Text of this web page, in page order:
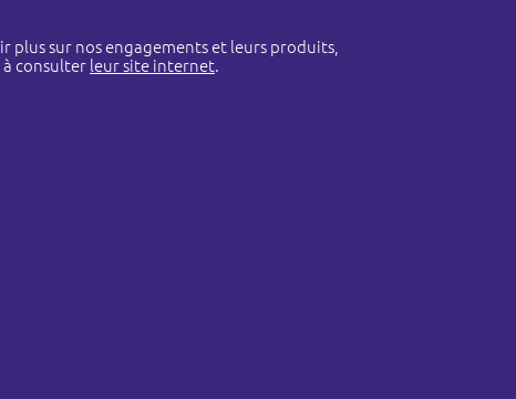
plus sur nos engagements et leurs produits,
à consulter leur site internet.